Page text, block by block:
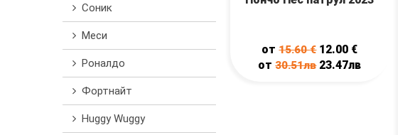
Соник
Меси
Роналдо
Фортнайт
Huggy Wuggy
от15.60€ 12.00 €
от30.51лв 23.47лв